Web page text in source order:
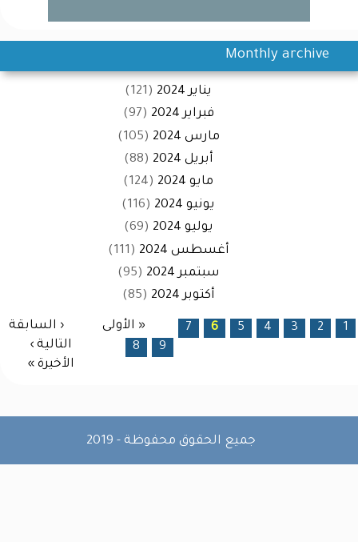
Monthly archive
يناير 2024
(121)
فبراير 2024
(97)
مارس 2024
(105)
أبريل 2024
(88)
مايو 2024
(124)
يونيو 2024
(116)
يوليو 2024
(69)
أغسطس 2024
(111)
سبتمبر 2024
(95)
أكتوبر 2024
(85)
الصفحات « الأولى ‹ السابقة 1
2
3
4
5
6
7
8
9
التالية ›
الأخيرة »
جميع الحقوق محفوظة - 2019